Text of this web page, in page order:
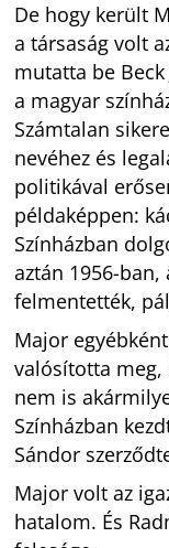
De hogy került
a társaság volt
mutatta be
a magyar
Számtalan
nevéhez és
politikával
példaképpen:
Színházban
aztán 1956-
felmentették,
Major
valósította meg,
nem is
Színházban
Sándor
Major volt az
hatalom. És